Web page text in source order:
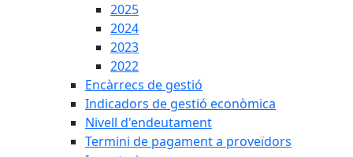
2025
2024
2023
2022
Encàrrecs de gestió
Indicadors de gestió econòmica
Nivell d'endeutament
Termini de pagament a proveïdors